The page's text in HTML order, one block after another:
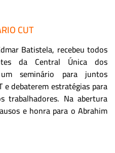
CUT
Batistela, recebeu todos
da Central Única dos
seminário para juntos
e debaterem estratégias para
Na abertura
e honra para o Abrahim